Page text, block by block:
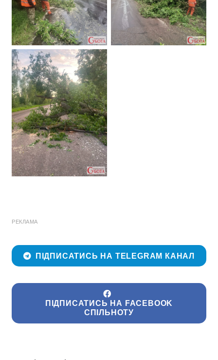
РЕКЛАМА
ПІДПИСАТИСЬ НА TELEGRAM КАНАЛ
ПІДПИСАТИСЬ НА FACEBOOK
СПІЛЬНОТУ